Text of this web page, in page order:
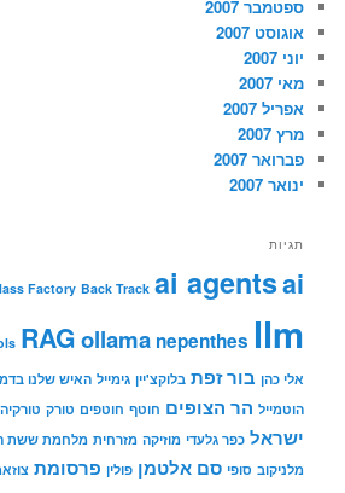
ספטמבר 2007
אוגוסט 2007
יוני 2007
מאי 2007
אפריל 2007
מרץ 2007
פברואר 2007
ינואר 2007
תגיות
ai
ai agents
Back Track
Factory
llm
nepenthes
ollama
RAG
אלי כהן בור זפת בלוקצ'יין גימייל האיש שלנו
הוטמייל הר הצופים חוטף חוטפים טורק טורקיה
ישראל כפר גלעדי מוזיקה מזרחית מלחמת ששת
מלניקוב סופי סם אלטמן פולין פרסומת